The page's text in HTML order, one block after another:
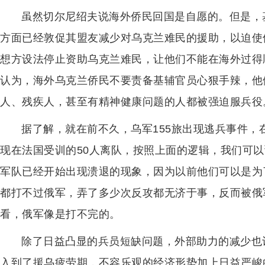
虽然切尔尼绍夫说海外侨民回国是自愿的。但是
方面已经敦促其盟友减少对乌克兰难民的援助，以迫
想方设法停止资助乌克兰难民，让他们不能在海外过
认为，海外乌克兰侨民不要责备基辅官员心狠手辣，
人、残疾人，甚至有精神健康问题的人都被强迫服兵役
据了解，就在前不久，乌军155旅出现逃兵事件
现在法国受训的50人离队，按照上面的逻辑，我们可
军队已经开始出现溃退的现象，因为以前他们可以是
都打不过俄军，弄了多少次反攻都无济于事，反而被
看，俄军像是打不完的。
除了日益凸显的兵员短缺问题，外部助力的减少
入到了援乌疲劳期，不容乐观的经济形势加上日益严